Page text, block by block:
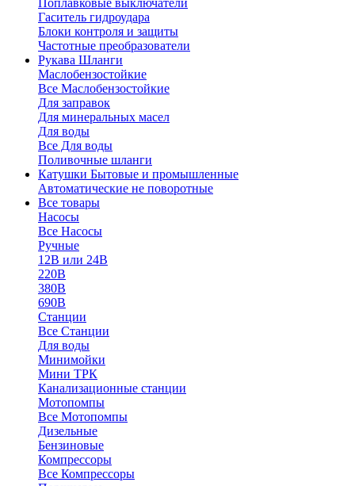
Поплавковые выключатели
Гаситель гидроудара
Блоки контроля и защиты
Частотные преобразователи
Рукава Шланги
Маслобензостойкие
Все Маслобензостойкие
Для заправок
Для минеральных масел
Для воды
Все Для воды
Поливочные шланги
Катушки Бытовые и промышленные
Автоматические не поворотные
Все товары
Насосы
Все Насосы
Ручные
12В или 24В
220В
380В
690В
Станции
Все Станции
Для воды
Минимойки
Мини ТРК
Канализационные станции
Мотопомпы
Все Мотопомпы
Дизельные
Бензиновые
Компрессоры
Все Компрессоры